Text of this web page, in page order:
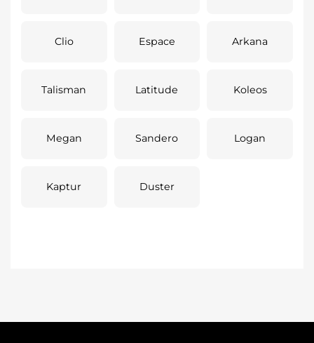
Clio Espace Arkana
Talisman Latitude Koleos
Megan Sandero Logan
Kaptur Duster